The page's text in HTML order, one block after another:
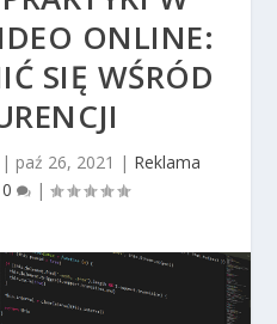
ONLINE:
SIĘ WŚRÓD
| paź 26, 2021 | Reklama
0 |